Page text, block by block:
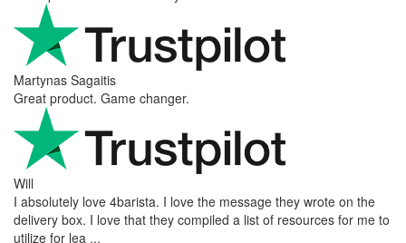
Andreas
Very good experience shopping at 4Barista. I bought a ZP6
Special, and the order was well packaged, which eliminated any
worries about potential damag ...
Victor M.
Very professional, fast shipping, will buy again